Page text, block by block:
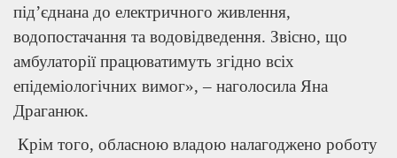
під’єднана до електричного живлення,
водопостачання та водовідведення. Звісно, що
амбулаторії працюватимуть згідно всіх
епідеміологічних вимог», – наголосила Яна
Драганюк.
Крім того, обласною владою налагоджено роботу